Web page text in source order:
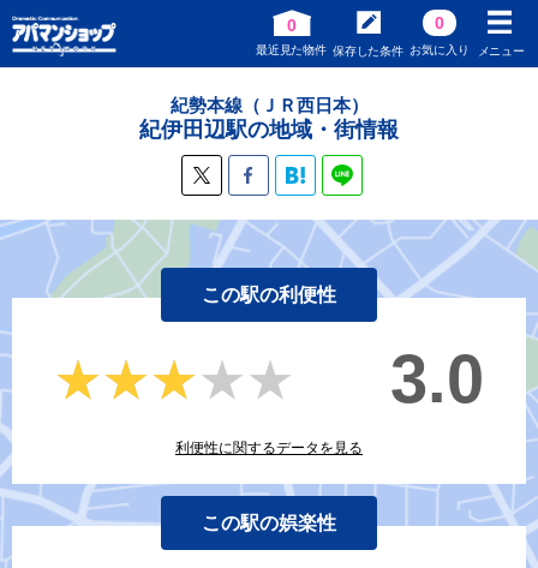
0
最近見た物件 保存した条件
0
お気に入り メニュー
紀勢本線（ＪＲ西日本）
紀伊田辺駅の地域・街情報
この駅の利便性
★★★★★
★★★★★ 3.0
利便性に関するデータを見る
この駅の娯楽性